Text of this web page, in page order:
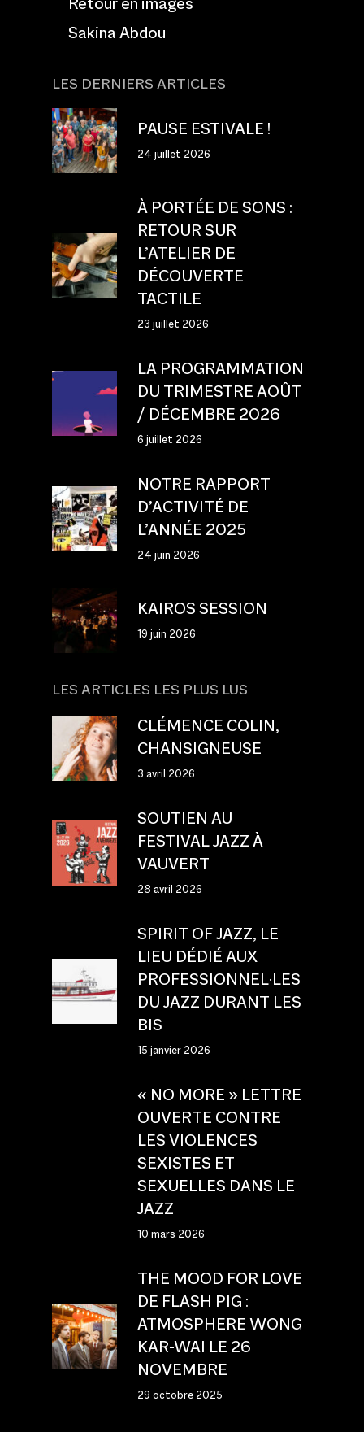
Sakina Abdou
LES DERNIERS ARTICLES
PAUSE ESTIVALE !
24 juillet 2026
À PORTÉE DE SONS :
RETOUR SUR
L’ATELIER DE
DÉCOUVERTE
TACTILE
23 juillet 2026
LA PROGRAMMATION
DU TRIMESTRE AOÛT
/ DÉCEMBRE 2026
6 juillet 2026
NOTRE RAPPORT
D’ACTIVITÉ DE
L’ANNÉE 2025
24 juin 2026
KAIROS SESSION
19 juin 2026
LES ARTICLES LES PLUS LUS
CLÉMENCE COLIN,
CHANSIGNEUSE
3 avril 2026
SOUTIEN AU
FESTIVAL JAZZ À
VAUVERT
28 avril 2026
SPIRIT OF JAZZ, LE
LIEU DÉDIÉ AUX
PROFESSIONNEL·LES
DU JAZZ DURANT LES
BIS
15 janvier 2026
« NO MORE » LETTRE
OUVERTE CONTRE
LES VIOLENCES
SEXISTES ET
SEXUELLES DANS LE
JAZZ
10 mars 2026
THE MOOD FOR LOVE
DE FLASH PIG :
ATMOSPHERE WONG
KAR-WAI LE 26
NOVEMBRE
29 octobre 2025